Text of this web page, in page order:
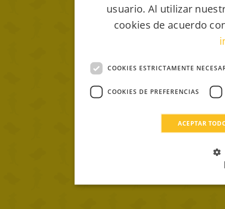
usuario. Al utilizar
cookies de acuerdo
COOKIES ESTRICTAMENTE
COOKIES DE PREFERENCIAS
ACEPTAR